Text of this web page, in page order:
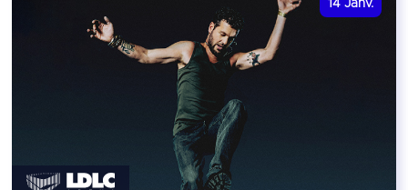
14 Janv.